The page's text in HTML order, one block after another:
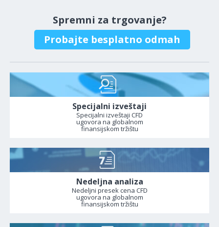
Spremni za trgovanje?
Probajte besplatno odmah
Specijalni izveštaji
Specijalni izveštaji CFD
ugovora na globalnom
finansijskom tržištu
Nedeljna analiza
Nedeljni presek cena CFD
ugovora na globalnom
finansijskom tržištu